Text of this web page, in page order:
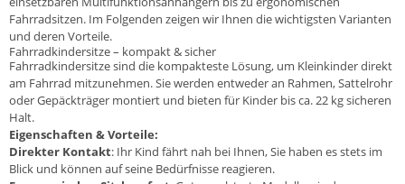
Fahrradsitzen. Im Folgenden zeigen wir Ihnen die wichtigsten Varianten
und deren Vorteile.
Fahrradkindersitze – kompakt & sicher
Fahrradkindersitze sind die kompakteste Lösung, um Kleinkinder direkt
am Fahrrad mitzunehmen. Sie werden entweder an Rahmen, Sattelrohr
oder Gepäckträger montiert und bieten für Kinder bis ca. 22 kg sicheren
Halt.
Eigenschaften & Vorteile:
Direkter Kontakt: Ihr Kind fährt nah bei Ihnen, Sie haben es stets im
Blick und können auf seine Bedürfnisse reagieren.